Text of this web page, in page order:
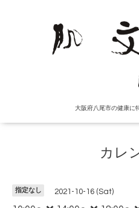
大阪府八尾市の健康に
カレ
指定なし 2021-10-16 (Sat)